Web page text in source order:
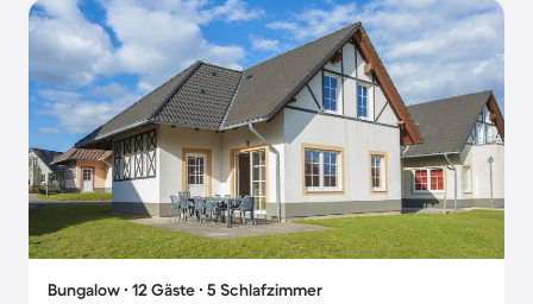
Bungalow ∙ 12 Gäste ∙ 5 Schlafzimmer